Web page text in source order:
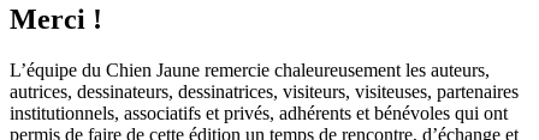
Merci !
L’équipe du Chien Jaune remercie chaleureusement les auteurs,
autrices, dessinateurs, dessinatrices, visiteurs, visiteuses, partenaires
institutionnels, associatifs et privés, adhérents et bénévoles qui ont
permis de faire de cette édition un temps de rencontre, d’échange et